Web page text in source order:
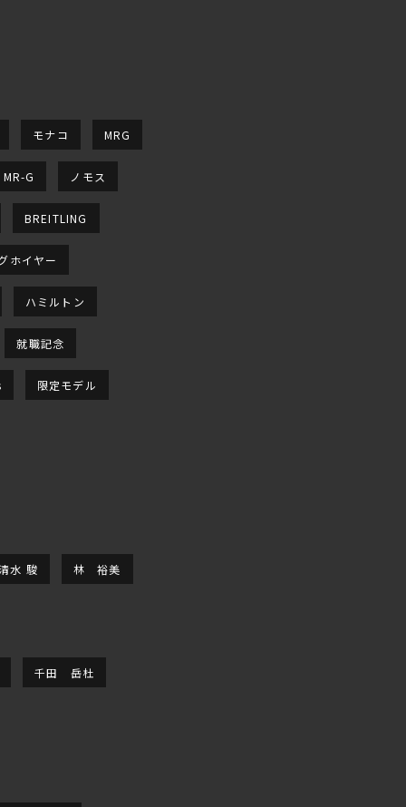
モナコ MRG
MR-G ノモス
BREITLING
ホイヤー
ハミルトン
就職記念
限定モデル
水 駿 林 裕美
千田 岳杜